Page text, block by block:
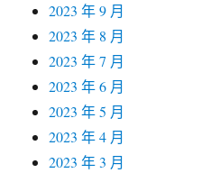
2023 年 9 月
2023 年 8 月
2023 年 7 月
2023 年 6 月
2023 年 5 月
2023 年 4 月
2023 年 3 月